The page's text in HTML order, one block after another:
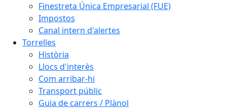
Finestreta Única Empresarial (FUE)
Impostos
Canal intern d'alertes
Torrelles
Història
Llocs d'interès
Com arribar-hi
Transport públic
Guia de carrers / Plànol